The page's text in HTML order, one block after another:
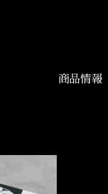
商品情報